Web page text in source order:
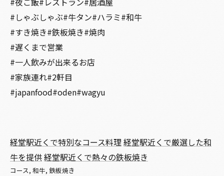
#しゃぶしゃぶ#牛タン#ハラミ#和牛
#すき焼き#鉄板焼き#焼肉
#遅くまで営業
#一人飲みが出来るお店
#家族連れ#2軒目
#japanfood#oden#wagyu
経堂駅近くで特別なコース料理経堂駅近くで厳選した和
牛を提供経堂駅近くで熱々の鉄板焼き
コース 和牛 鉄板焼き